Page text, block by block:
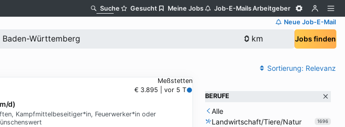
Suche Gesucht Meine Jobs Job-E-MailsArbeitgeber
Neue Job-E-Mail
Jobs finden
Sortierung: Relevanz
Meßstetten
€ 3.895 | vor 5 T
d)
Kampfmittelbeseitiger*in, Feuerwerker*in oder
BERUFE
Alle
Landwirtschaft/Tiere/Natur
1696